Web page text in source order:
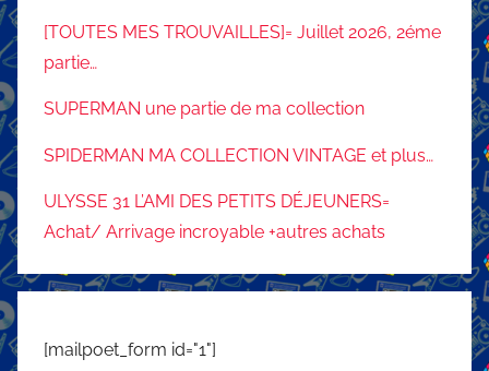
[TOUTES MES TROUVAILLES]= Juillet 2026, 2éme
partie…
SUPERMAN une partie de ma collection
SPIDERMAN MA COLLECTION VINTAGE et plus…
ULYSSE 31 L’AMI DES PETITS DÉJEUNERS=
Achat/ Arrivage incroyable +autres achats
[mailpoet_form id="1"]